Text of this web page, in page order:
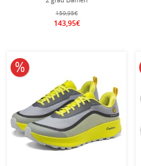
159,95€
143,95€
10% reduziert